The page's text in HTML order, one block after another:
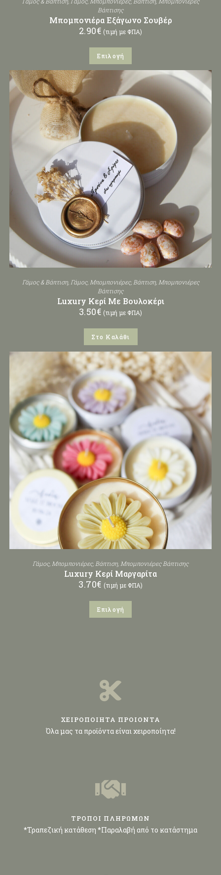
Βάπτισης
Μπομπονιέρα Εξάγωνο Σουβέρ
2.90€ (τιμή με ΦΠΑ)
Επιλογή
Γάμος & Βάπτιση,Γάμος,Μπομπονιέρες,Βάπτιση,Μπομπονιέρες
Βάπτισης
Luxury Κερί Με Βουλοκέρι
3.50€ (τιμή με ΦΠΑ)
Στο Καλάθι
Γάμος, Μπομπονιέρες, Βάπτιση Μπομπονιέρες Βάπτισης
Luxury Κερί Μαργαρίτα
3.70€ (τιμή με ΦΠΑ)
Επιλογή
ΧΕΙΡΟΠΟΙΗΤΑ ΠΡΟΙΟΝΤΑ
Όλα μας τα προϊόντα είναι χειροποίητα!
ΤΡΟΠΟΙ ΠΛΗΡΩΜΩΝ
*Τραπεζική κατάθεση *Παραλαβή από το κατάστημα